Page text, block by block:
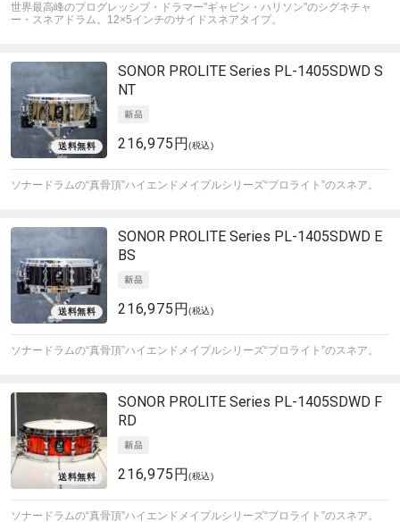
世界最高峰のプログレッシブ・ドラマー"ギャビン・ハリソン"のシグネチャ
ー・スネアドラム。12×5インチのサイドスネアタイプ。
SONOR PROLITE Series PL-1405SDWD S
NT
216,975円(税込)
ソナードラムの“真骨頂”ハイエンドメイプルシリーズ“プロライト”のスネア。
SONOR PROLITE Series PL-1405SDWD E
BS
216,975円(税込)
ソナードラムの“真骨頂”ハイエンドメイプルシリーズ“プロライト”のスネア。
SONOR PROLITE Series PL-1405SDWD F
RD
216,975円(税込)
ソナードラムの“真骨頂”ハイエンドメイプルシリーズ“プロライト”のスネア。